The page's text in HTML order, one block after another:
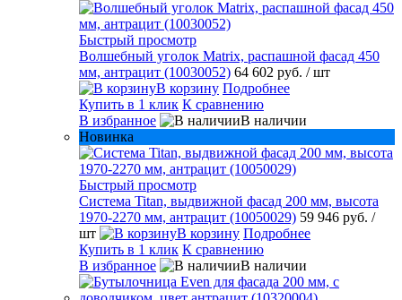
Быстрый просмотр
Волшебный уголок Matrix, распашной фасад 450
мм, антрацит (10030052) 64 602 руб. / шт
В корзину Подробнее
Купить в 1 клик К сравнению
В избранное
В наличии
Новинка
Быстрый просмотр
Система Titan, выдвижной фасад 200 мм, высота
1970-2270 мм, антрацит (10050029) 59 946 руб. /
шт
В корзину Подробнее
Купить в 1 клик К сравнению
В избранное
В наличии